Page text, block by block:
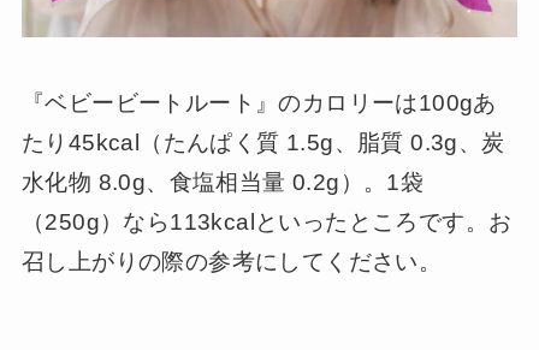
『ベビービートルート』のカロリーは100gあ
たり45kcal（たんぱく質 1.5g、脂質 0.3g、炭
水化物 8.0g、食塩相当量 0.2g）。1袋
（250g）なら113kcalといったところです。お
召し上がりの際の参考にしてください。